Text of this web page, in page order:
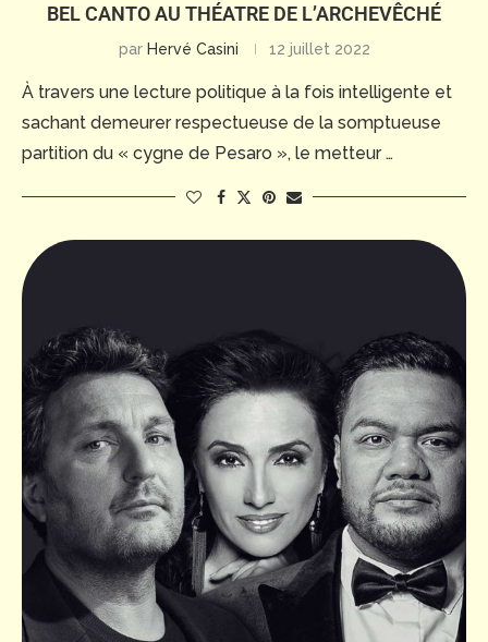
BEL CANTO AU THÉATRE DE L’ARCHEVÊCHÉ
par Hervé Casini 12 juillet 2022
À travers une lecture politique à la fois intelligente et
sachant demeurer respectueuse de la somptueuse
partition du « cygne de Pesaro », le metteur …